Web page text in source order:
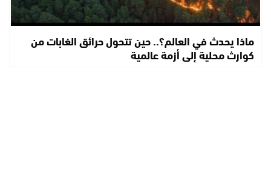
ماذا يحدث في العالم؟.. حين تتحول حرائق الغابات من
كوارث محلية إلى أزمة عالمية